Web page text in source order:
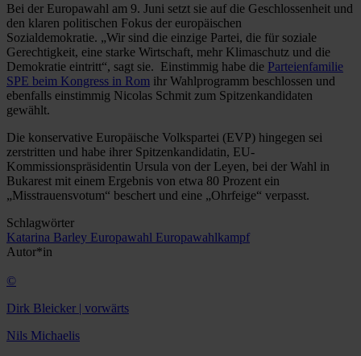
Bei der Europawahl am 9. Juni setzt sie auf die Geschlossenheit und
den klaren politischen Fokus der europäischen
Sozialdemokratie. „Wir sind die einzige Partei, die für soziale
Gerechtigkeit, eine starke Wirtschaft, mehr Klimaschutz und die
Demokratie eintritt“, sagt sie. Einstimmig habe die Parteienfamilie
SPE beim Kongress in Rom ihr Wahlprogramm beschlossen und
ebenfalls einstimmig Nicolas Schmit zum Spitzenkandidaten
gewählt.
Die konservative Europäische Volkspartei (EVP) hingegen sei
zerstritten und habe ihrer Spitzenkandidatin, EU-
Kommissionspräsidentin Ursula von der Leyen, bei der Wahl in
Bukarest mit einem Ergebnis von etwa 80 Prozent ein
„Misstrauensvotum“ beschert und eine „Ohrfeige“ verpasst.
Schlagwörter
Katarina Barley Europawahl Europawahlkampf
Autor*in
©
Dirk Bleicker | vorwärts
Nils Michaelis